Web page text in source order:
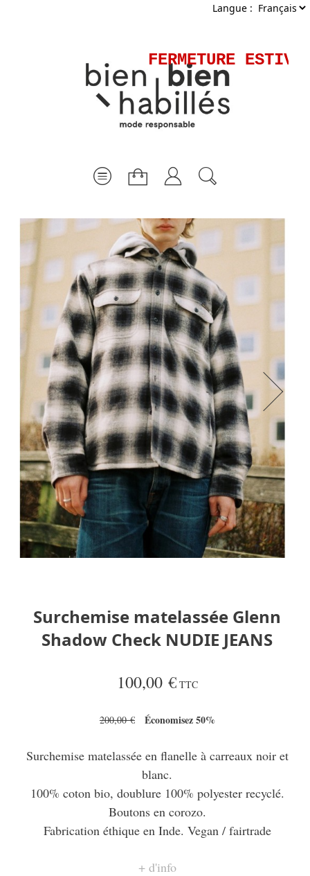
Langue :
FERMETURE
Surchemise matelassée Glenn
Shadow Check NUDIE JEANS
100,00 € TTC
200,00 € Économisez 50%
Surchemise matelassée en flanelle à carreaux noir et
blanc.
100% coton bio, doublure 100% polyester recyclé.
Boutons en corozo.
Fabrication éthique en Inde. Vegan / fairtrade
d'info